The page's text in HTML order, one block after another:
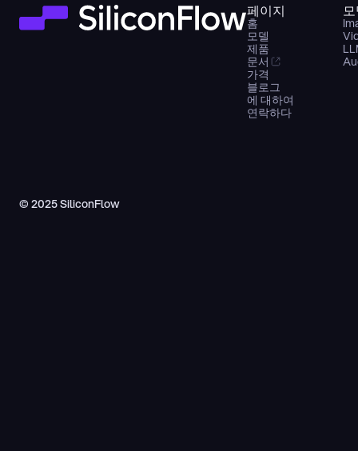
페이지
홈
모델
제품
문서
가격
블로그
에 대하여
연락하다
© 2025 SiliconFlow